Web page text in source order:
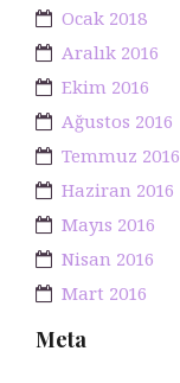
Ocak 2018
Aralık 2016
Ekim 2016
Ağustos 2016
Temmuz 2016
Haziran 2016
Mayıs 2016
Nisan 2016
Mart 2016
Meta